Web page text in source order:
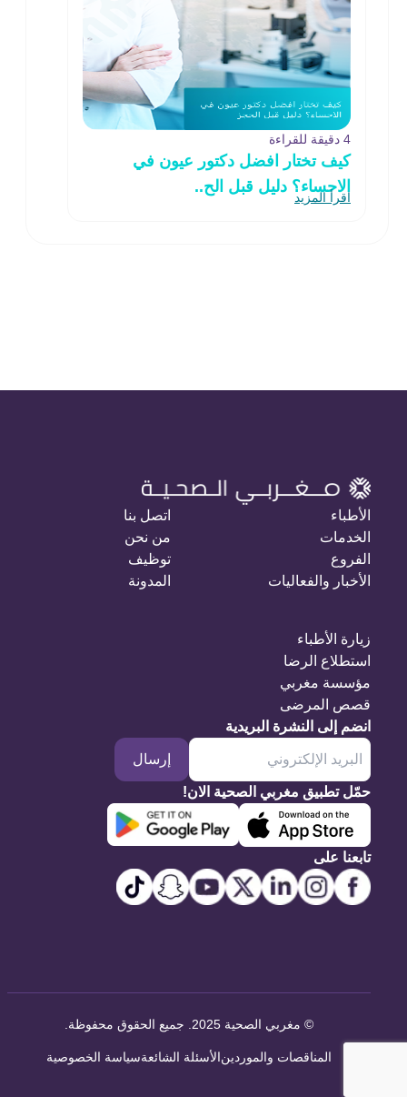
4 دقيقة للقراءة
كيف تختار افضل دكتور عيون في
الاحساء؟ دليل قبل الح..
اقرأ المزيد
الأطباء
الخدمات
الفروع
الأخبار والفعاليات
اتصل بنا
من نحن
توظيف
المدونة
زيارة الأطباء
استطلاع الرضا
مؤسسة مغربي
قصص المرضى
انضم إلى النشرة البريدية
إرسال
حمّل تطبيق مغربي الصحية الان!
تابعنا على
© مغربي الصحية 2025. جميع الحقوق محفوظة
المناقصات والموردينالأسئلة الشائعةسياسة الخصوصية